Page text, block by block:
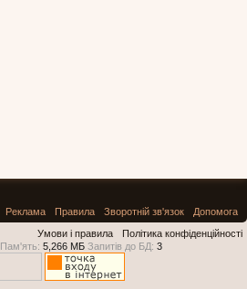
Реклама Правила Зворотній зв'язок
Допомога
Умови і правила
Політика конфіденційності
Пам'ять: 5,266 МБ Запитів до БД: 3